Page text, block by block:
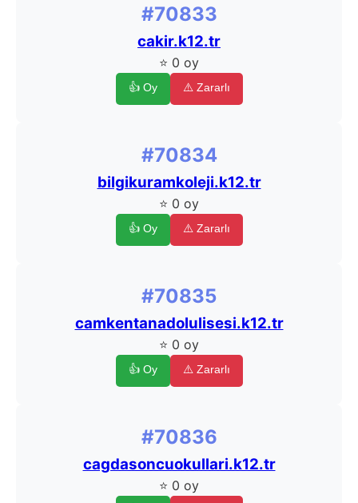
#70833
cakir.k12.tr
⭐ 0 oy
👍 Oy ⚠️ Zararlı
#70834
bilgikuramkoleji.k12.tr
⭐ 0 oy
👍 Oy ⚠️ Zararlı
#70835
camkentanadolulisesi.k12.tr
⭐ 0 oy
👍 Oy ⚠️ Zararlı
#70836
cagdasoncuokullari.k12.tr
⭐ 0 oy